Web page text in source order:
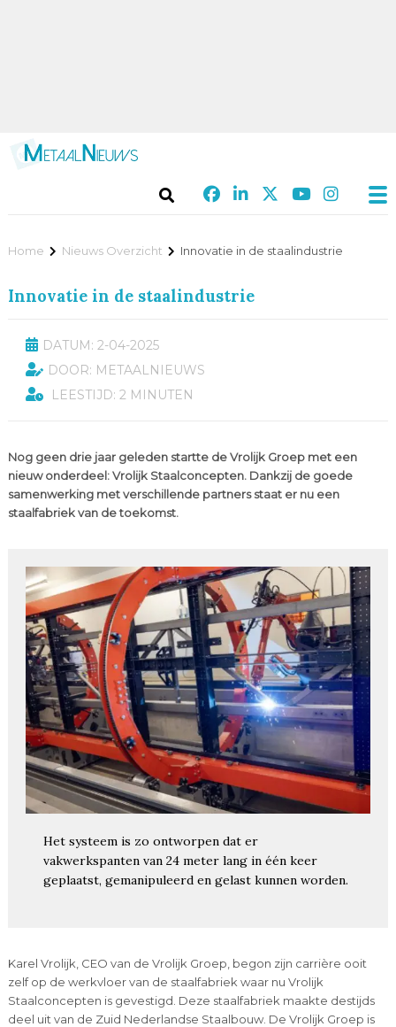
Home Nieuws Overzicht Innovatie in de staalindustrie
Innovatie in de staalindustrie
DATUM: 2-04-2025
DOOR: METAALNIEUWS
LEESTIJD: 2 MINUTEN
Nog geen drie jaar geleden startte de Vrolijk Groep met een
nieuw onderdeel: Vrolijk Staalconcepten. Dankzij de goede
samenwerking met verschillende partners staat er nu een
staalfabriek van de toekomst.
Het systeem is zo ontworpen dat er
vakwerkspanten van 24 meter lang in één keer
geplaatst, gemanipuleerd en gelast kunnen worden.
Karel Vrolijk, CEO van de Vrolijk Groep, begon zijn carrière ooit
zelf op de werkvloer van de staalfabriek waar nu Vrolijk
Staalconcepten is gevestigd. Deze staalfabriek maakte destijds
deel uit van de Zuid Nederlandse Staalbouw. De Vrolijk Groep is